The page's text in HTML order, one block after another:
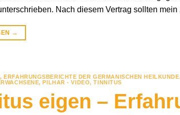
Nach diesem Vertrag sollten
→
,ERFAHRUNGSBERICHTE DER GERMANISCHEN HEILKUNDE
,PILHAR - VIDEO,TINNITUS
eigen –